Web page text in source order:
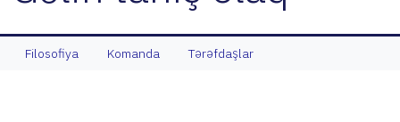
Filosofiya Komanda Tərəfdaşlar